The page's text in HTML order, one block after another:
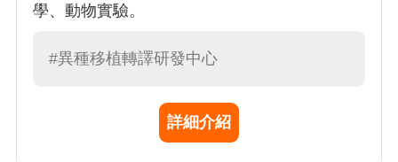
學、動物實驗。
#異種移植轉譯研發中心
詳細介紹